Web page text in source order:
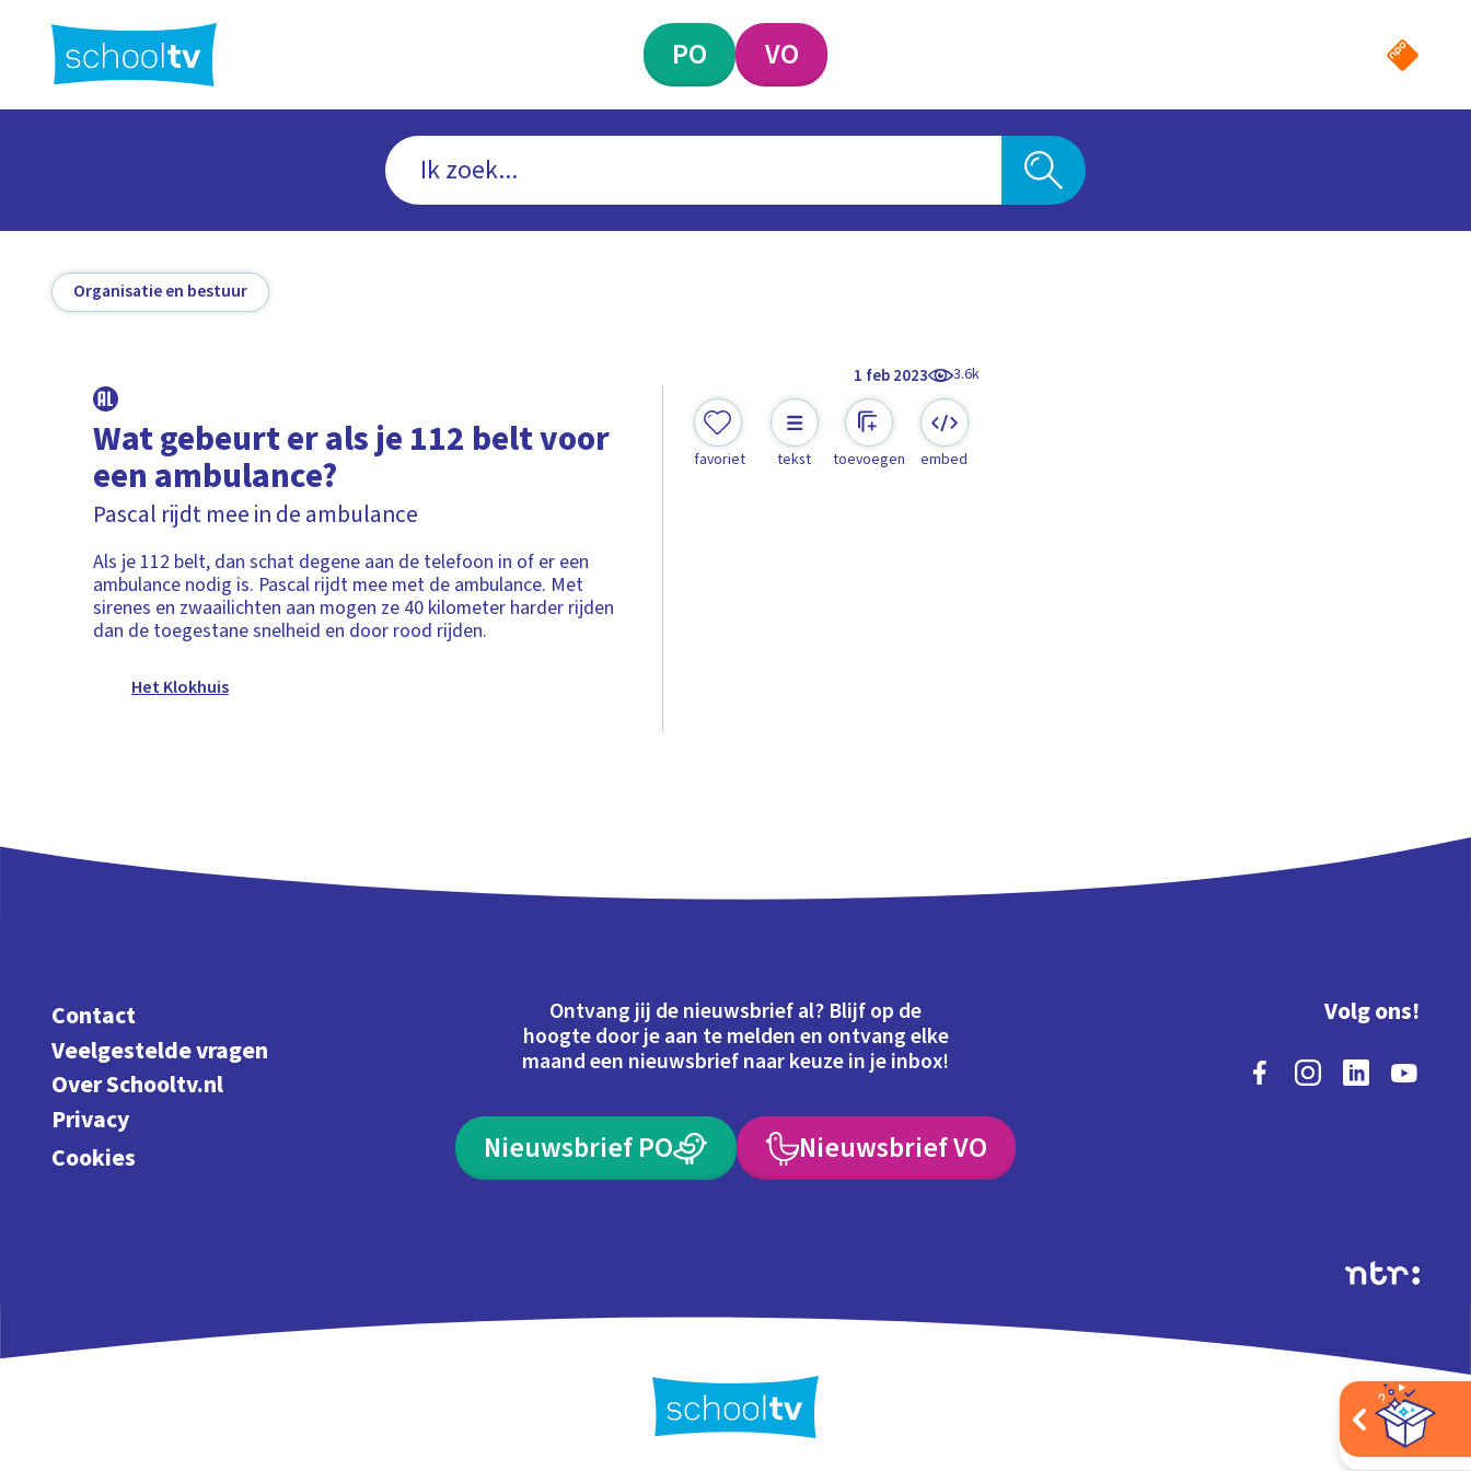
hoofdinhoud
PO VO
Organisatie en bestuur
1 feb 2023 3.6k
Wat gebeurt er als je 112 belt voor
een ambulance?
Pascal rijdt mee in de ambulance
Als je 112 belt, dan schat degene aan de telefoon in of er een
ambulance nodig is. Pascal rijdt mee met de ambulance. Met
sirenes en zwaailichten aan mogen ze 40 kilometer harder rijden
dan de toegestane snelheid en door rood rijden.
Het Klokhuis
favoriet tekst toevoegen embed
Contact
Veelgestelde vragen
Over Schooltv.nl
Privacy
Cookies
Ontvang jij de nieuwsbrief al? Blijf op de
hoogte door je aan te melden en ontvang elke
maand een nieuwsbrief naar keuze in je inbox!
Nieuwsbrief PO Nieuwsbrief VO
Volg ons!
Extra's